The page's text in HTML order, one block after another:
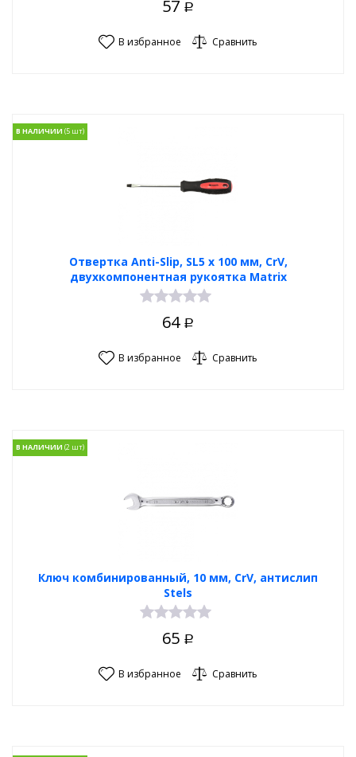
57 Р
В избранное Сравнить
Отвертка Anti-Slip, SL5 х 100 мм, CrV,
двухкомпонентная рукоятка Matrix
В НАЛИЧИИ
64 Р
В избранное Сравнить
Ключ комбинированный, 10 мм, CrV, антислип
Stels
В НАЛИЧИИ
65 Р
В избранное Сравнить